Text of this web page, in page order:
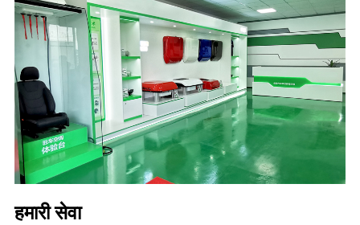
हमारी सेवा